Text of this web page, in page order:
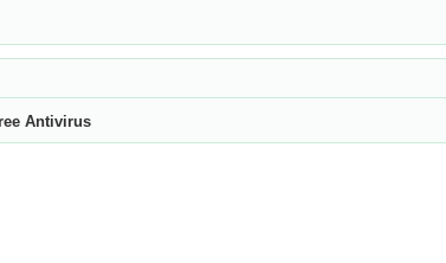
Antivirus